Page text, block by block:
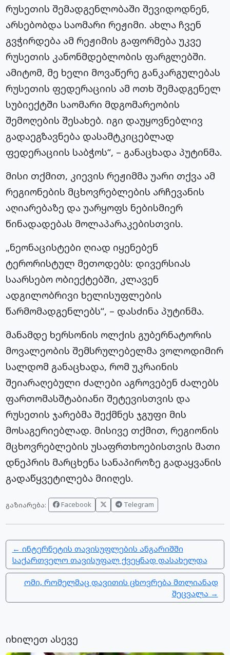
რუსეთის შემადგენლობაში შევიდოდნენ,
არსებობდა საომარი რეჟიმი. ახლა ჩვენ
გვჭირდება ამ რეჟიმის გაფორმება უკვე
რუსეთის კანონმდებლობის ფარგლებში.
ამიტომ, მე ხელი მოვაწერე განკარგულებას
რუსეთის ფედერაციის ამ ოთხ შემადგენელ
სუბიექტში საომარი მდგომარეობის
შემოღების შესახებ. იგი დაუყოვნებლივ
გადაეგზავნება დასამტკიცებლად
ფედერაციის საბჭოს“, – განაცხადა პუტინმა.
მისი თქმით, კიევის რეჟიმმა უარი თქვა ამ
რეგიონების მცხოვრებლების არჩევანის
აღიარებაზე და უარყოფს ნებისმიერ
წინადადებას მოლაპარაკებისთვის.
„ნეონაცისტები ღიად იყენებენ
ტერორისტულ მეთოდებს: დივერსიას
საარსებო ობიექტებში, კლავენ
ადგილობრივი ხელისუფლების
წარმომადგენლებს“, – დასძინა პუტინმა.
მანამდე ხერსონის ოლქის გუბერნატორის
მოვალეობის შემსრულებელმა ვოლოდიმირ
სალდომ განაცხადა, რომ უკრაინის
შეიარაღებული ძალები აგროვებენ ძალებს
ფართომასშტაბიანი შეტევისთვის და
რუსეთის ჯარებმა შექმნეს ჯგუფი მის
მოსაგერიებლად. მისივე თქმით, რეგიონის
მცხოვრებლების უსაფრთხოებისთვის მათი
დნეპრის მარცხენა სანაპიროზე გადაყვანის
გადაწყვეტილება მიიღეს.
გაზიარება: Facebook Telegram
← ინტერნეტის თავისუფლების ანგარიშში
საქართველო თავისუფალ ქვეყნად დასახელდა
ომი, რომელმაც დავითის ცხოვრება მთლიანად
შეცვალა →
იხილეთ ასევე